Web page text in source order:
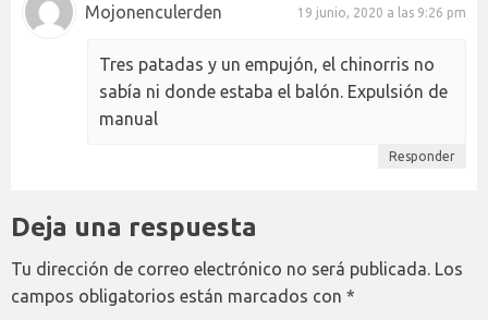
Mojonenculerden 19 junio, 2020 a las 9:26 pm
Tres patadas y un empujón, el chinorris no
sabía ni donde estaba el balón. Expulsión de
manual
Responder
Deja una respuesta
Tu dirección de correo electrónico no será publicada. Los
campos obligatorios están marcados con *